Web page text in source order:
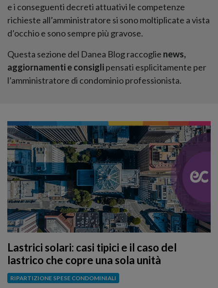
e i conseguenti decreti attuativi le competenze
richieste all’amministratore si sono moltiplicate a vista
d’occhio e sono sempre più gravose.
Questa sezione del Danea Blog raccoglie news,
aggiornamenti e consiglipensati esplicitamente per
l’amministratore di condominio professionista.
Lastrici solari: casi tipici e il caso del
lastrico che copre una sola unità
RIPARTIZIONE SPESE CONDOMINIALI